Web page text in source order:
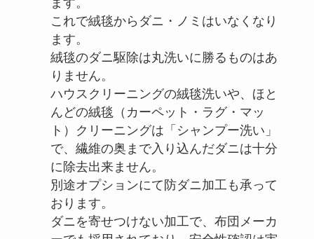
これで絨毯からダニ・ノミはいなくなり
ます。
絨毯のダニ駆除は丸洗いに勝るものはあ
りません。
ハウスクリーニングの絨毯洗いや、ほと
んどの絨毯（カーペット・ラグ・マッ
ト）クリーニングは「シャンプー洗い」
で、繊維の奥まで入り込んだダニは十分
に除去出来ません。
別途オプションにて防ダニ加工も承って
おります。
ダニを寄せつけない加工で、布団メーカ